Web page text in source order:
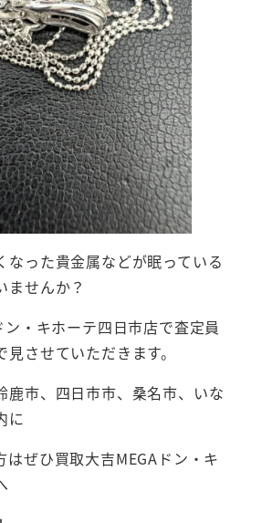
なった貴金属などが眠っている
ませんか？
ン・キホーテ四日市店で査定員
させていただきます。
鹿市、四日市市、桑名市、いな
に
はぜひ買取大吉MEGAドン・キ